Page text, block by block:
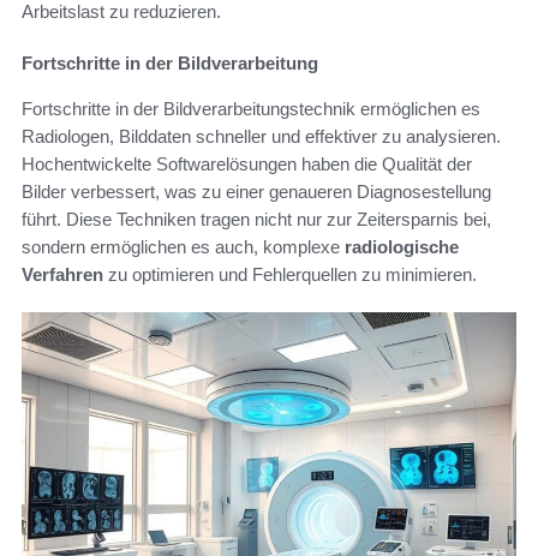
Arbeitslast zu reduzieren.
Fortschritte in der Bildverarbeitung
Fortschritte in der Bildverarbeitungstechnik ermöglichen es
Radiologen, Bilddaten schneller und effektiver zu analysieren.
Hochentwickelte Softwarelösungen haben die Qualität der
Bilder verbessert, was zu einer genaueren Diagnosestellung
führt. Diese Techniken tragen nicht nur zur Zeitersparnis bei,
sondern ermöglichen es auch, komplexe radiologische
Verfahren zu optimieren und Fehlerquellen zu minimieren.